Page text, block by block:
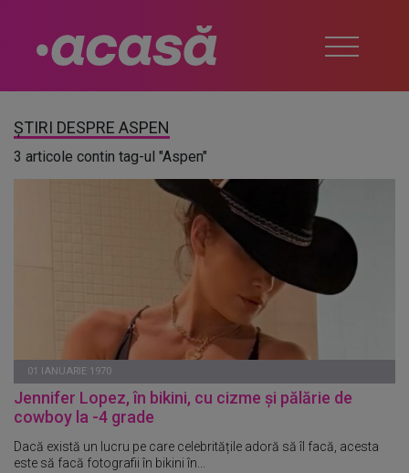
ȘTIRI DESPRE ASPEN
3 articole contin tag-ul "Aspen"
01 IANUARIE 1970
Jennifer Lopez, în bikini, cu cizme și pălărie de
cowboy la -4 grade
Dacă există un lucru pe care celebritățile adoră să îl facă, acesta
este să facă fotografii în bikini în...